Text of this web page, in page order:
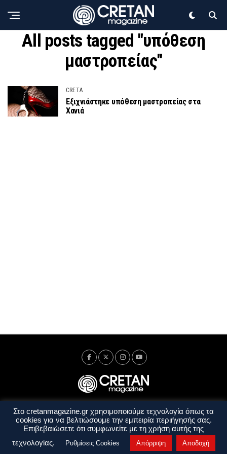
All posts tagged "υπόθεση
μαστροπείας"
CRETA
Εξιχνιάστηκε υπόθεση μαστροπείας στα
Χανιά
Ταυτότητα Πολιτική Απορρήτου
Όροι Χρήσης
Όροι και Προϋποθέσεις
Στο cretanmagazine.gr χρησιμοποιούμε τεχνολογία όπως τα
cookies για να βελτιώσουμε την εμπειρία περιήγησής σας.
Επιβεβαιώσετε ότι συμφωνείτε με τη χρήση αυτής της
τεχνολογίας.
Ρυθμίσεις Cookies Απόρριψη Αποδοχή